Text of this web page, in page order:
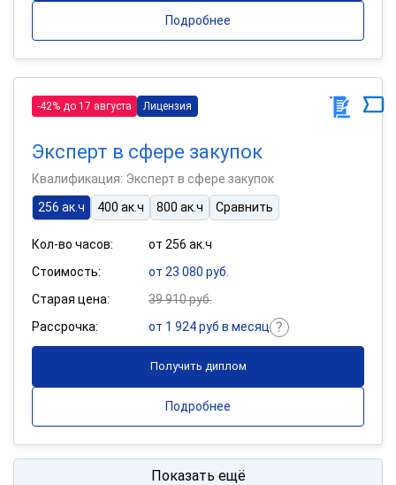
Подробнее
-42% до 17 августа Лицензия
Эксперт в сфере закупок
Квалификация: Эксперт в сфере закупок
256 ак.ч
400 ак.ч 800 ак.ч Сравнить
Кол-во часов:
от 256 ак.ч
Стоимость:
от 23 080 руб.
Старая цена:
39 910 руб.
Рассрочка:
от 1 924 руб в месяц
Получить диплом
Подробнее
Показать ещё